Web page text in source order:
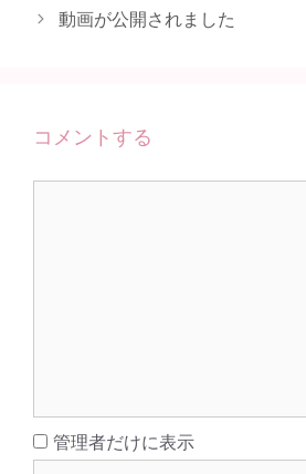
動画が公開されました
コメントする
管理者だけに表示名
前